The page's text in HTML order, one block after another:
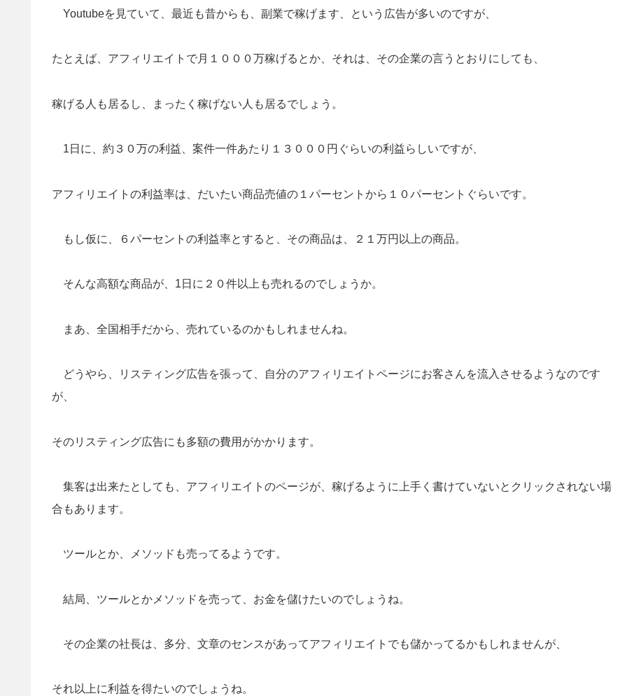
Youtubeを見ていて、最近も昔からも、副業で稼げます、という広告が多いのですが、
たとえば、アフィリエイトで月１０００万稼げるとか、それは、その企業の言うとおりにしても、
稼げる人も居るし、まったく稼げない人も居るでしょう。
1日に、約３０万の利益、案件一件あたり１３０００円ぐらいの利益らしいですが、
アフィリエイトの利益率は、だいたい商品売値の１パーセントから１０パーセントぐらいです。
もし仮に、６パーセントの利益率とすると、その商品は、２１万円以上の商品。
そんな高額な商品が、1日に２０件以上も売れるのでしょうか。
まあ、全国相手だから、売れているのかもしれませんね。
どうやら、リスティング広告を張って、自分のアフィリエイトページにお客さんを流入させるようなのです
が、
そのリスティング広告にも多額の費用がかかります。
集客は出来たとしても、アフィリエイトのページが、稼げるように上手く書けていないとクリックされない場
合もあります。
ツールとか、メソッドも売ってるようです。
結局、ツールとかメソッドを売って、お金を儲けたいのでしょうね。
その企業の社長は、多分、文章のセンスがあってアフィリエイトでも儲かってるかもしれませんが、
それ以上に利益を得たいのでしょうね。